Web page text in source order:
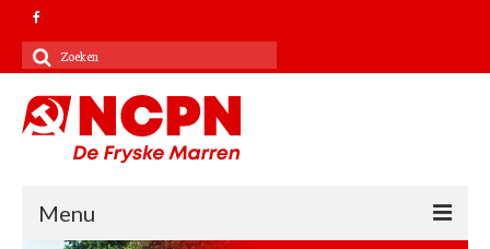
Zoeken
Menu